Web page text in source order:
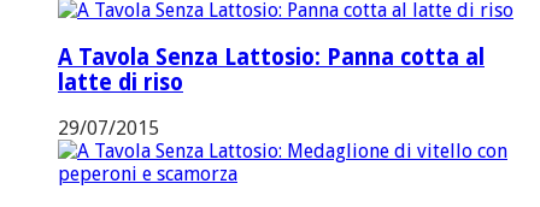
A Tavola Senza Lattosio: Panna cotta al
latte di riso
29/07/2015